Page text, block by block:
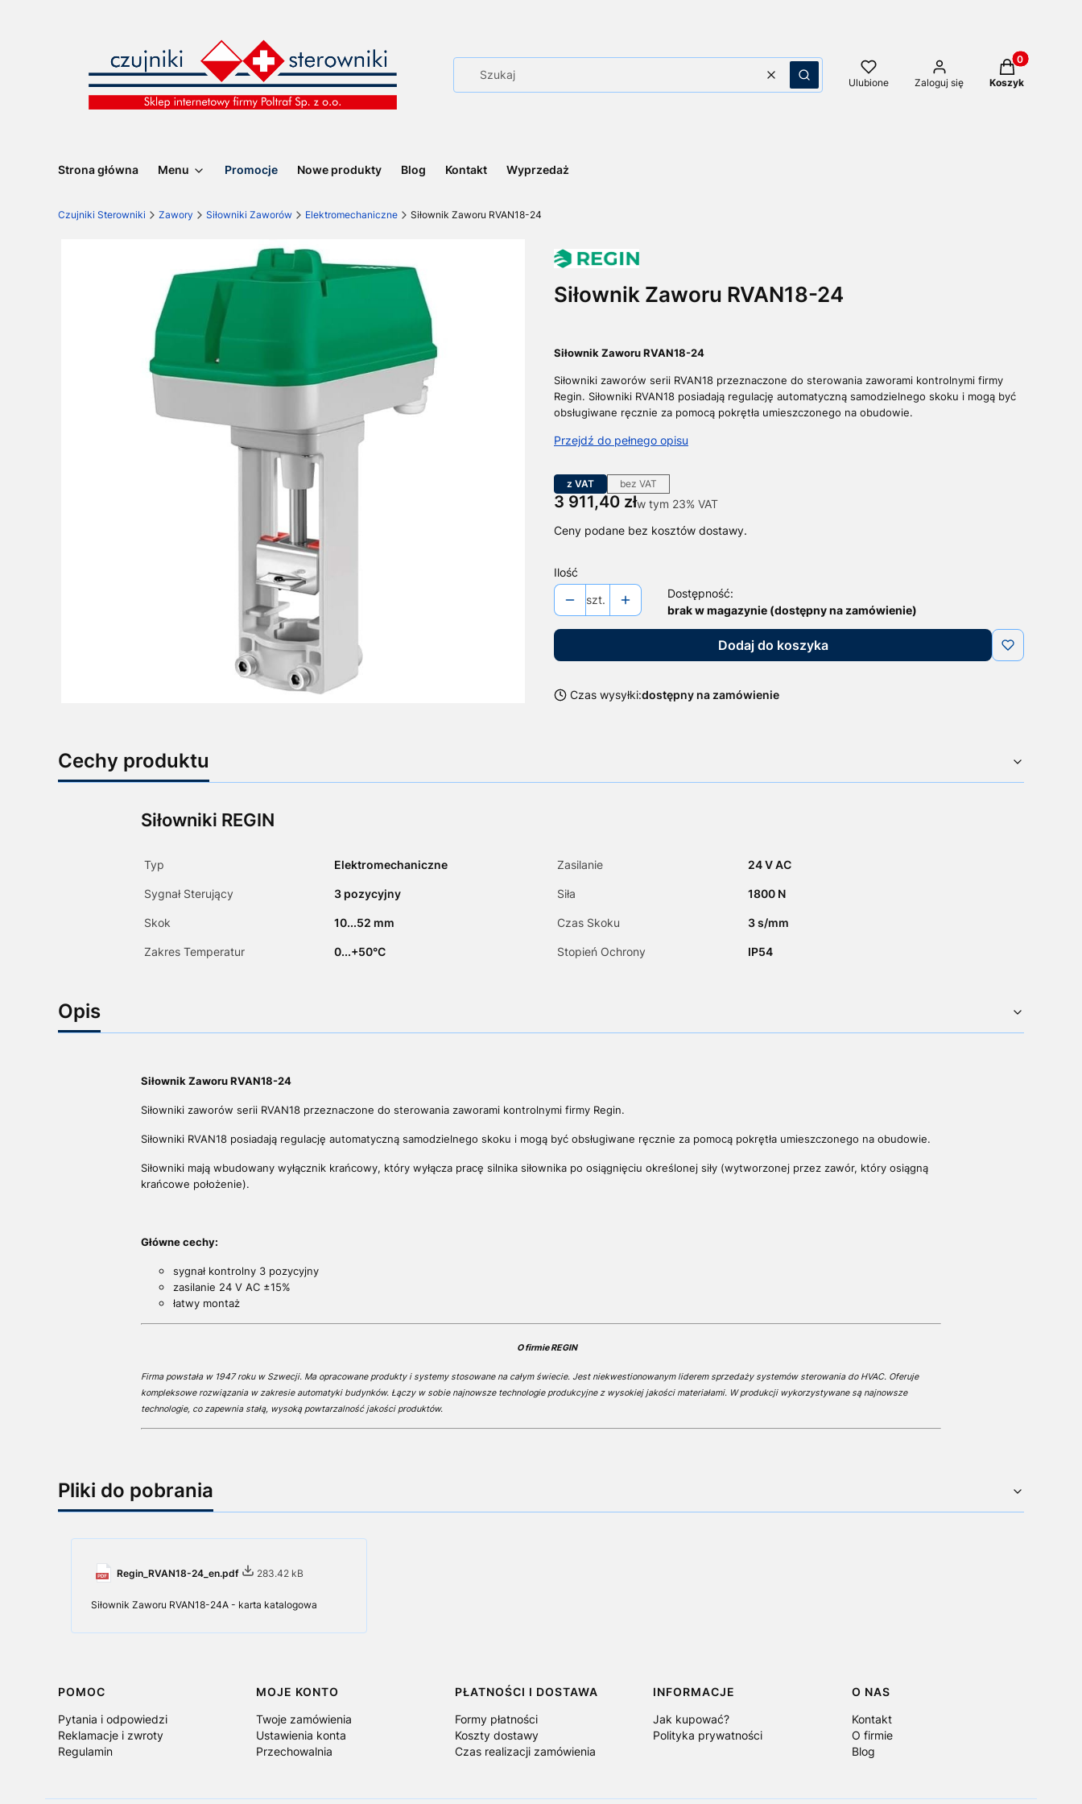
WyczyśćSzukaj Ulubione Zaloguj się
Produkty w
Koszyk
Strona główna Menu Promocje Nowe produkty Blog Kontakt Wyprzedaż
Czujniki Sterowniki Zawory Siłowniki Zaworów Elektromechaniczne Siłownik Zaworu RVAN18-24
Siłownik Zaworu RVAN18-24
Siłownik Zaworu RVAN18-24
Siłowniki zaworów serii RVAN18 przeznaczone do sterowania zaworami kontrolnymi firmy
Regin. Siłowniki RVAN18 posiadają regulację automatyczną samodzielnego skoku i mogą być
obsługiwane ręcznie za pomocą pokrętła umieszczonego na obudowie.
Przejdź do pełnego opisu
z VAT bez VAT
Cena
3 911,40 złw tym 23% VAT
w tym 23% VAT
Ceny podane bez kosztów dostawy.
Ilość
szt.
Dostępność:
brak w magazynie (dostępny na zamówienie)
Dodaj do koszyka
Czas wysyłki:dostępny na zamówienie
Cechy produktu
Siłowniki REGIN
Typ Elektromechaniczne Zasilanie 24 V AC
Sygnał Sterujący 3 pozycyjny Siła 1800 N
Skok 10...52 mm Czas Skoku 3 s/mm
Zakres Temperatur 0...+50°C Stopień Ochrony IP54
Opis
Siłownik Zaworu RVAN18-24
Siłowniki zaworów serii RVAN18 przeznaczone do sterowania zaworami kontrolnymi firmy Regin.
Siłowniki RVAN18 posiadają regulację automatyczną samodzielnego skoku i mogą być obsługiwane ręcznie za pomocą pokrętła umieszczonego na obudowie.
Siłowniki mają wbudowany wyłącznik krańcowy, który wyłącza pracę silnika siłownika po osiągnięciu określonej siły (wytworzonej przez zawór, który osiągną
krańcowe położenie).
Główne cechy:
sygnał kontrolny 3 pozycyjny
zasilanie 24 V AC ±15%
łatwy montaż
O firmie REGIN
Firma powstała w 1947 roku w Szwecji. Ma opracowane produkty i systemy stosowane na całym świecie. Jest niekwestionowanym liderem sprzedaży systemów sterowania do HVAC. Oferuje
kompleksowe rozwiązania w zakresie automatyki budynków. Łączy w sobie najnowsze technologie produkcyjne z wysokiej jakości materiałami. W produkcji wykorzystywane są najnowsze
technologie, co zapewnia stałą, wysoką powtarzalność jakości produktów.
Pliki do pobrania
Regin_RVAN18-24_en.pdf 283.42 kB
Siłownik Zaworu RVAN18-24A - karta katalogowa
Linki w stopce
POMOC
Pytania i odpowiedzi
Reklamacje i zwroty
Regulamin
MOJE KONTO
Twoje zamówienia
Ustawienia konta
Przechowalnia
PŁATNOŚCI I DOSTAWA
Formy płatności
Koszty dostawy
Czas realizacji zamówienia
INFORMACJE
Jak kupować?
Polityka prywatności
O NAS
Kontakt
O firmie
Blog